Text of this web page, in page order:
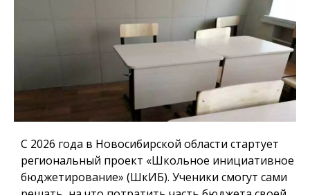
С 2026 года в Новосибирской области стартует
региональный проект «Школьное инициативное
бюджетирование» (ШкИБ). Ученики смогут сами